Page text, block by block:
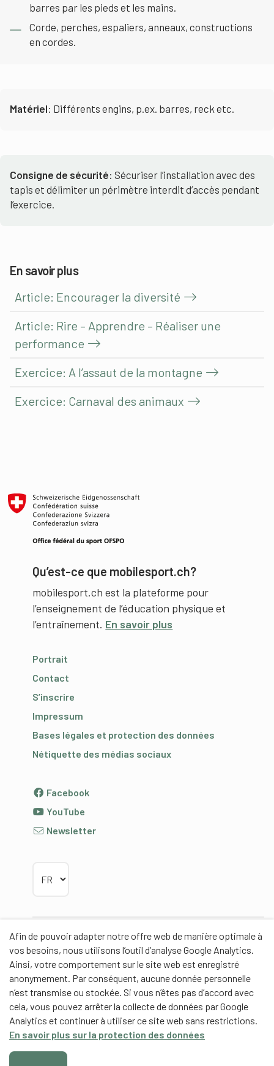
Afin de pouvoir adapter notre offre web de manière optimale à
vos besoins, nous utilisons l’outil d’analyse Google Analytics.
Ainsi, votre comportement sur le site web est enregistré
anonymement. Par conséquent, aucune donnée personnelle
n’est transmise ou stockée. Si vous n’êtes pas d’accord avec
cela, vous pouvez arrêter la collecte de données par Google
Analytics et continuer à utiliser ce site web sans restrictions.
En savoir plus sur la protection des données
barres par les pieds et les mains.
Corde, perches, espaliers, anneaux, constructions
en cordes.
Matériel: Différents engins, p.ex. barres, reck etc.
Consigne de sécurité: Sécuriser l’installation avec des
tapis et délimiter un périmètre interdit d’accès pendant
l’exercice.
En savoir plus
Article: Encourager la diversité
Article: Rire – Apprendre – Réaliser une
performance
Exercice: A l’assaut de la montagne
Exercice: Carnaval des animaux
Qu’est-ce que mobilesport.ch?
mobilesport.ch est la plateforme pour
l’enseignement de l’éducation physique et
l’entraînement. En savoir plus
Portrait
Contact
S’inscrire
Impressum
Bases légales et protection des données
Nétiquette des médias sociaux
Facebook
YouTube
Newsletter
Partenaires
Partenaires de contenus
Haute école fédérale de sport de Macolin HEFSM